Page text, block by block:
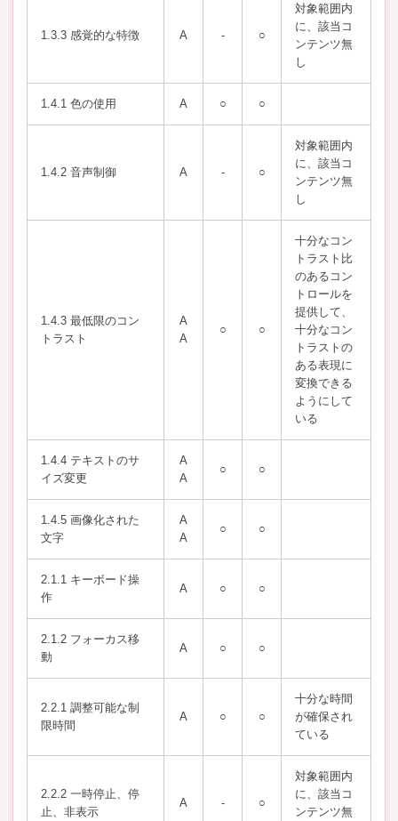
1.3.3 感覚的な特徴 A - ○
対象範囲内
に、該当コ
ンテンツ無
し
1.4.1 色の使用 A ○ ○
1.4.2 音声制御 A - ○
対象範囲内
に、該当コ
ンテンツ無
し
1.4.3 最低限のコン
トラスト
A
A
○ ○
⼗分なコン
トラスト⽐
のあるコン
トロールを
提供して、
⼗分なコン
トラストの
ある表現に
変換できる
ようにして
いる
1.4.4 テキストのサ
イズ変更
A
A
○ ○
1.4.5 画像化された
文字
A
A
○ ○
2.1.1 キーボード操
作
A ○ ○
2.1.2 フォーカス移
動
A ○ ○
2.2.1 調整可能な制
限時間
A ○ ○
十分な時間
が確保され
ている
2.2.2 一時停止、停
止、非表示
A - ○
対象範囲内
に、該当コ
ンテンツ無